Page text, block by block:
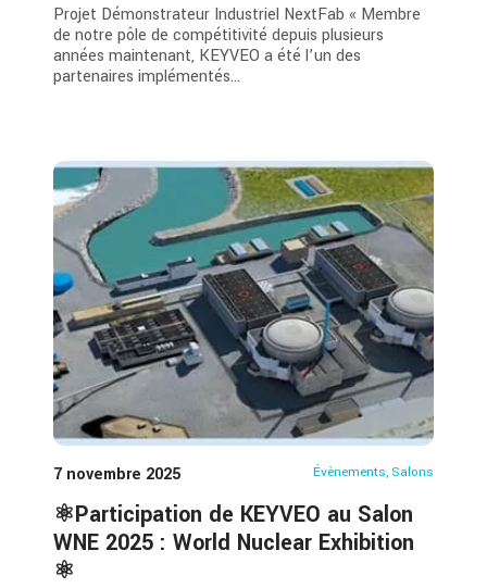
Projet Démonstrateur Industriel NextFab « Membre
de notre pôle de compétitivité depuis plusieurs
années maintenant, KEYVEO a été l’un des
partenaires implémentés...
7 novembre 2025 Évènements, Salons
⚛️Participation de KEYVEO au Salon
WNE 2025 : World Nuclear Exhibition
⚛️